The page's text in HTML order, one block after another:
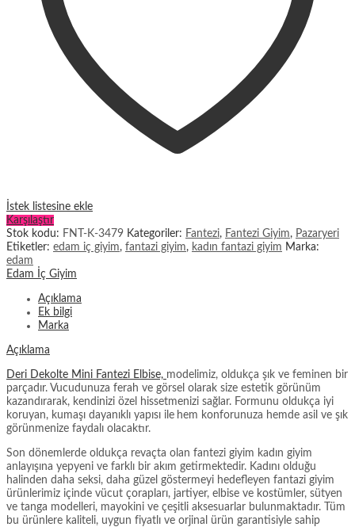
İstek listesine ekle
Karşılaştır
Stok kodu: FNT-K-3479 Kategoriler: Fantezi, Fantezi Giyim, Pazaryeri
Etiketler: edam iç giyim, fantazi giyim, kadın fantazi giyim Marka:
edam
Edam İç Giyim
Açıklama
Ek bilgi
Marka
Açıklama
Deri Dekolte Mini Fantezi Elbise, modelimiz, oldukça şık ve feminen bir
parçadır. Vucudunuza ferah ve görsel olarak size estetik görünüm
kazandırarak, kendinizi özel hissetmenizi sağlar. Formunu oldukça iyi
koruyan, kumaşı dayanıklı yapısı ile hem konforunuza hemde asil ve şık
görünmenize faydalı olacaktır.
Son dönemlerde oldukça revaçta olan fantezi giyim kadın giyim
anlayışına yepyeni ve farklı bir akım getirmektedir. Kadını olduğu
halinden daha seksi, daha güzel göstermeyi hedefleyen fantazi giyim
ürünlerimiz içinde vücut çorapları, jartiyer, elbise ve kostümler, sütyen
ve tanga modelleri, mayokini ve çeşitli aksesuarlar bulunmaktadır. Tüm
bu ürünlere kaliteli, uygun fiyatlı ve orjinal ürün garantisiyle sahip